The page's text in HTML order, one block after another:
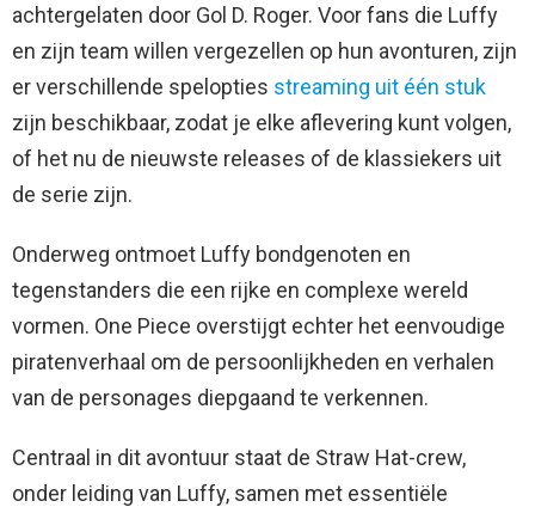
achtergelaten door Gol D. Roger. Voor fans die Luffy
en zijn team willen vergezellen op hun avonturen, zijn
er verschillende spelopties streaming uit één stuk
zijn beschikbaar, zodat je elke aflevering kunt volgen,
of het nu de nieuwste releases of de klassiekers uit
de serie zijn.
Onderweg ontmoet Luffy bondgenoten en
tegenstanders die een rijke en complexe wereld
vormen. One Piece overstijgt echter het eenvoudige
piratenverhaal om de persoonlijkheden en verhalen
van de personages diepgaand te verkennen.
Centraal in dit avontuur staat de Straw Hat-crew,
onder leiding van Luffy, samen met essentiële